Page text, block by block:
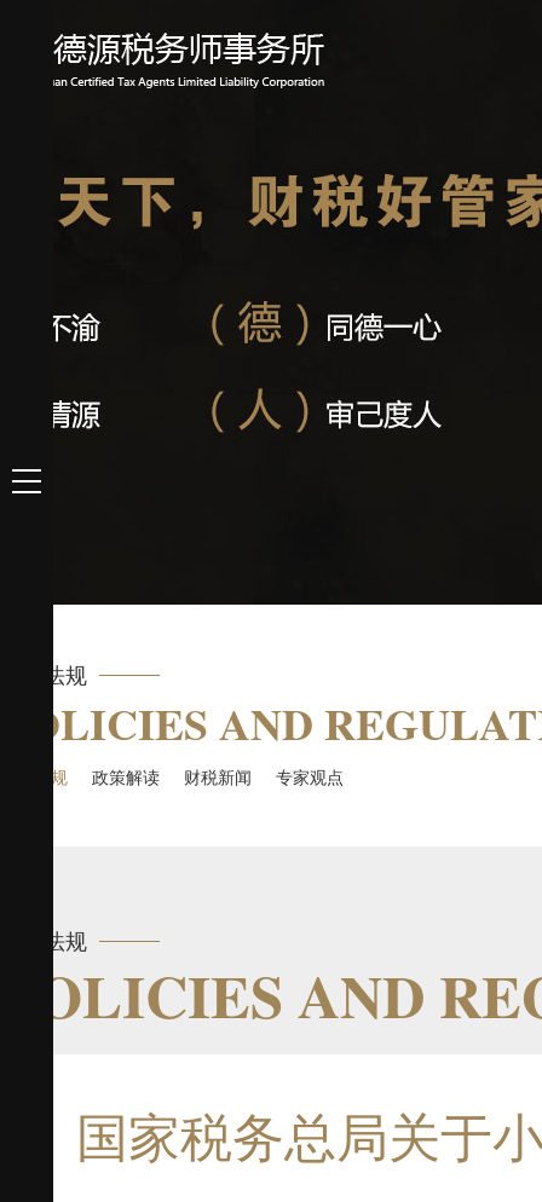
政策法规
POLICIES AND
政策法规 政策解读 财税新闻 专家观点
政策法规
POLICIES AND
国家税务总局关于